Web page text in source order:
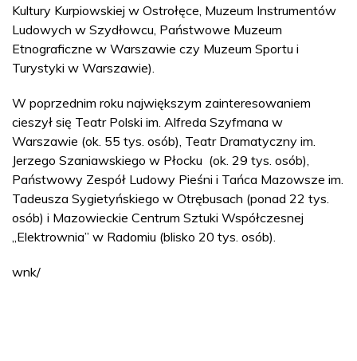
Kultury Kurpiowskiej w Ostrołęce, Muzeum Instrumentów
Ludowych w Szydłowcu, Państwowe Muzeum
Etnograficzne w Warszawie czy Muzeum Sportu i
Turystyki w Warszawie).
W poprzednim roku największym zainteresowaniem
cieszył się Teatr Polski im. Alfreda Szyfmana w
Warszawie (ok. 55 tys. osób), Teatr Dramatyczny im.
Jerzego Szaniawskiego w Płocku (ok. 29 tys. osób),
Państwowy Zespół Ludowy Pieśni i Tańca Mazowsze im.
Tadeusza Sygietyńskiego w Otrębusach (ponad 22 tys.
osób) i Mazowieckie Centrum Sztuki Współczesnej
„Elektrownia” w Radomiu (blisko 20 tys. osób).
wnk/